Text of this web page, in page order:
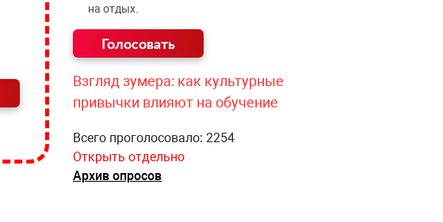
на отдых.
Взгляд зумера: как культурные
привычки влияют на обучение
Всего проголосовало: 2254
Открыть отдельно
Архив опросов